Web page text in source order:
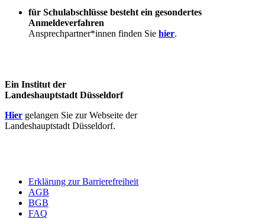
für Schulabschlüsse besteht ein gesondertes
Anmeldeverfahren
Ansprechpartner*innen finden Sie hier.
Ein Institut der
Landeshauptstadt Düsseldorf
Hier gelangen Sie zur Webseite der
Landeshauptstadt Düsseldorf.
Erklärung zur Barrierefreiheit
AGB
BGB
FAQ